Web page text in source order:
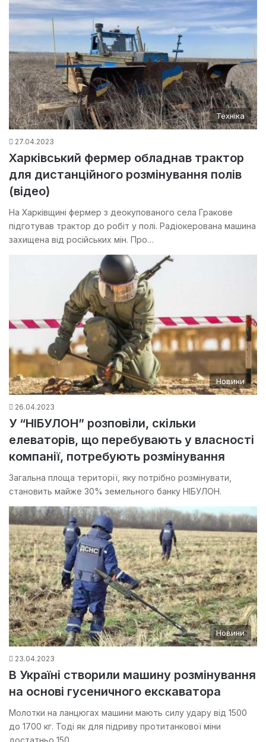
Техніка
27.04.2023
Харківський фермер обладнав трактор
для дистанційного розмінування полів
(відео)
На Харківщині фермер з деокупованого села Гракове
підготував трактор до робіт у полі. Радіокерована машина
захищена від російських мін. Про…
Новини
26.04.2023
У “НІБУЛОН” розповіли, скільки
елеваторів, що перебувають у власності
компанії, потребують розмінування
Загальна площа території, яку потрібно розмінувати,
становить майже 30% земельного банку НІБУЛОН.
Новини
23.04.2023
В Україні створили машину розмінування
на основі гусеничного екскаватора
Молотки на ланцюгах машини мають силу удару від 1500
до 1700 кг. Тоді як для підриву протитанкової міни
достатньо 150…